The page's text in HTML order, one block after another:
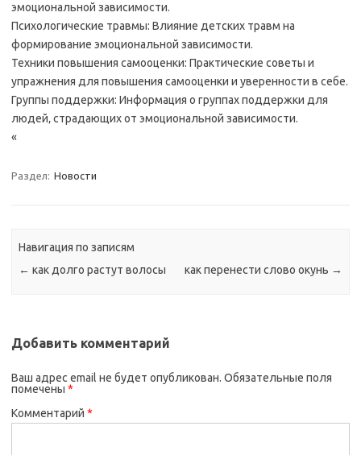
эмоциональной зависимости.
Психологические травмы: Влияние детских травм на
формирование эмоциональной зависимости.
Техники повышения самооценки: Практические советы и
упражнения для повышения самооценки и уверенности в себе.
Группы поддержки: Информация о группах поддержки для
людей‚ страдающих от эмоциональной зависимости.
«
Раздел: Новости
Навигация по записям
← как долго растут волосы как перенести слово окунь →
Добавить комментарий
Ваш адрес email не будет опубликован. Обязательные поля
помечены *
Комментарий *